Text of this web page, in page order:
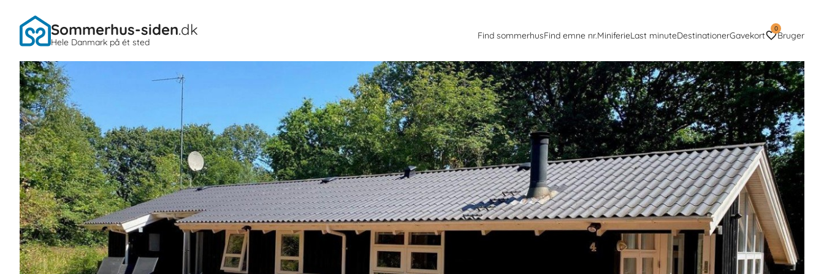
Sommerhus-siden.dk
Hele Danmark på ét sted
Find sommerhusFind emne nr.MiniferieLast minuteDestinationerGavekort
0
Bruger